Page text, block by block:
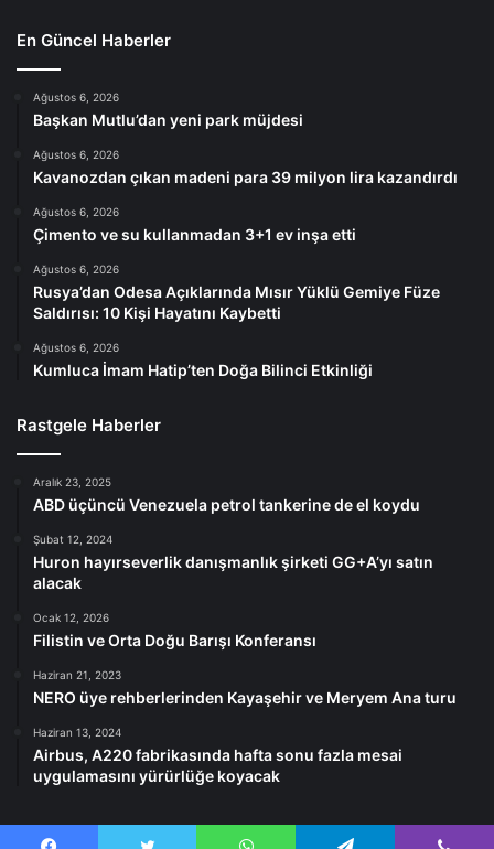
En Güncel Haberler
Ağustos 6, 2026
Başkan Mutlu’dan yeni park müjdesi
Ağustos 6, 2026
Kavanozdan çıkan madeni para 39 milyon lira kazandırdı
Ağustos 6, 2026
Çimento ve su kullanmadan 3+1 ev inşa etti
Ağustos 6, 2026
Rusya’dan Odesa Açıklarında Mısır Yüklü Gemiye Füze
Saldırısı: 10 Kişi Hayatını Kaybetti
Ağustos 6, 2026
Kumluca İmam Hatip’ten Doğa Bilinci Etkinliği
Rastgele Haberler
Aralık 23, 2025
ABD üçüncü Venezuela petrol tankerine de el koydu
Şubat 12, 2024
Huron hayırseverlik danışmanlık şirketi GG+A’yı satın
alacak
Ocak 12, 2026
Filistin ve Orta Doğu Barışı Konferansı
Haziran 21, 2023
NERO üye rehberlerinden Kayaşehir ve Meryem Ana turu
Haziran 13, 2024
Airbus, A220 fabrikasında hafta sonu fazla mesai
uygulamasını yürürlüğe koyacak